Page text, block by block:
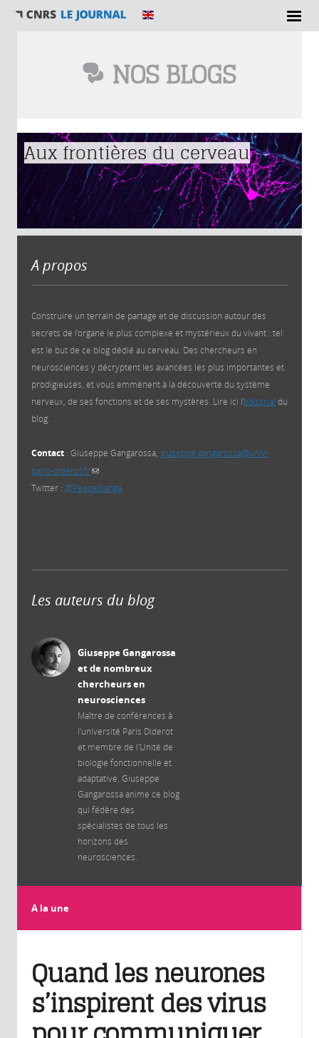
NOS BLOGS
Vous êtes ici
Aux frontières du cerveau
A propos
Construire un terrain de partage et de discussion autour des
secrets de l’organe le plus complexe et mystérieux du vivant : tel
est le but de ce blog dédié au cerveau. Des chercheurs en
neurosciences y décryptent les avancées les plus importantes et
prodigieuses, et vous emmènent à la découverte du système
nerveux, de ses fonctions et de ses mystères. Lire ici l'éditorial du
blog.
Contact : Giuseppe Gangarossa, giuseppe.gangarossa@univ-
paris-diderot.fr(link sends e-mail)
Twitter : @PeppeGanga
Les auteurs du blog
Giuseppe Gangarossa
et de nombreux
chercheurs en
neurosciences
Maître de conférences à
l’université Paris Diderot
et membre de l'Unité de
biologie fonctionnelle et
adaptative, Giuseppe
Gangarossa anime ce blog
qui fédère des
spécialistes de tous les
horizons des
neurosciences.
A la une
Quand les neurones
s’inspirent des virus